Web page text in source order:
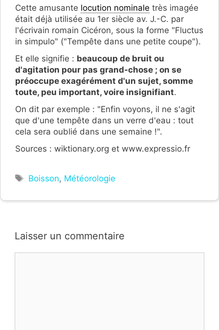
Cette amusante locution nominale très imagée
était déjà utilisée au 1er siècle av. J.-C. par
l'écrivain romain Cicéron, sous la forme "Fluctus
in simpulo" ("Tempête dans une petite coupe").
Et elle signifie : beaucoup de bruit ou
d'agitation pour pas grand-chose ; on se
préoccupe exagérément d'un sujet, somme
toute, peu important, voire insignifiant.
On dit par exemple : "Enfin voyons, il ne s'agit
que d'une tempête dans un verre d'eau : tout
cela sera oublié dans une semaine !".
Sources : wiktionary.org et www.expressio.fr
Étiquettes
Boisson, Météorologie
Laisser un commentaire